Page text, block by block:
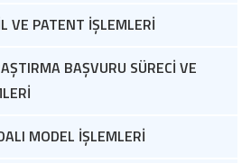
VE PATENT İŞLEMLERİ
BAŞVURU SÜRECİ VE
MODEL İŞLEMLERİ